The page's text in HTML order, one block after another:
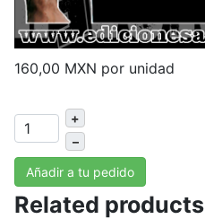
160,00 MXN por unidad
+
–
Añadir a tu pedido
Related products